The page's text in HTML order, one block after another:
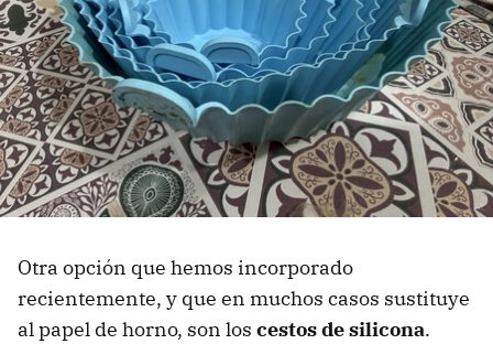
Otra opción que hemos incorporado
recientemente, y que en muchos casos sustituye
al papel de horno, son los cestos de silicona.